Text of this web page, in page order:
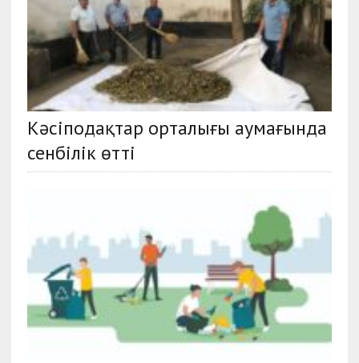
Кәсіподақтар орталығы аумағында
сенбілік өтті